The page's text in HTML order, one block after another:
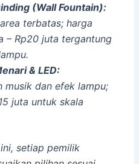
(Wall Fountain):
terbatas; harga
– Rp20 juta tergantung
& LED:
musik dan efek lampu;
juta untuk skala
setiap pemilik